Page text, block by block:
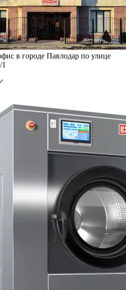
в городе Павлодар по улице